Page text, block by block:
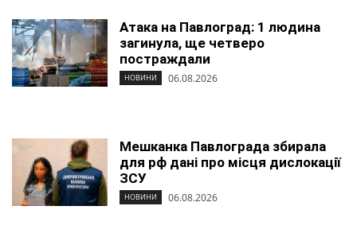
Атака на Павлоград: 1 людина
загинула, ще четверо
постраждали
НОВИНИ 06.08.2026
Мешканка Павлограда збирала
для рф дані про місця дислокації
ЗСУ
НОВИНИ 06.08.2026